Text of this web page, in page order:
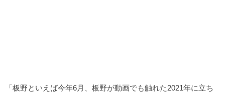
「板野といえば今年6月、板野が動画でも触れた2021年に立ち